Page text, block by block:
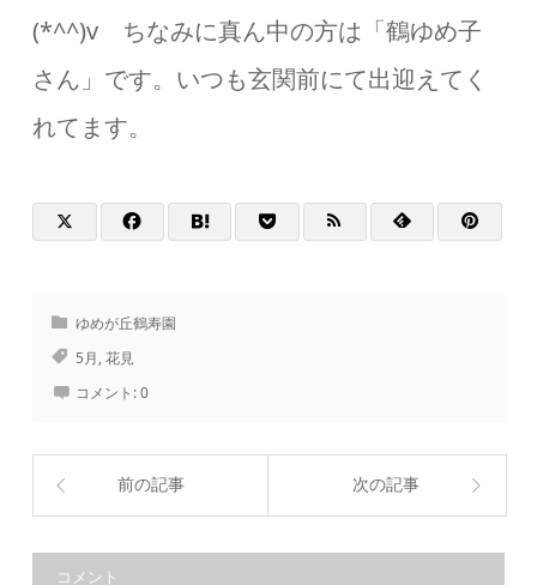
(*^^)v ちなみに真ん中の方は「鶴ゆめ子
さん」です。いつも玄関前にて出迎えてく
れてます。
ゆめが丘鶴寿園
5月,花見
コメント:0
前の記事 次の記事
コメント